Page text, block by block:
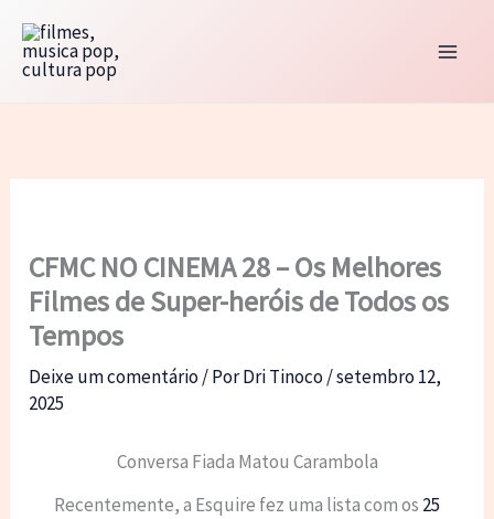
para
CFMC NO CINEMA 28 – Os Melhores
Filmes de Super-heróis de Todos os
Tempos
Deixe um comentário/ PorDri Tinoco/setembro 12,
2025
Conversa Fiada Matou Carambola
Recentemente, a Esquire fez uma lista com os 25